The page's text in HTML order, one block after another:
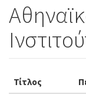
Τίτλος